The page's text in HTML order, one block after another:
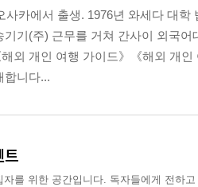
게 쓰면 OK!
까?’라고 묻는 Who
는 Who
고 묻는 Whom
묻는 What
사카에서 출생. 1976년 와세다 대
기기(주) 근무를 거쳐 간사이 외국
외 개인 여행 가이드》《해외 개
합니다...
트
자를 위한 공간입니다. 독자들에게 전하